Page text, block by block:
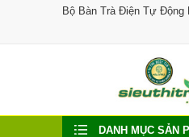
Bộ Bàn Trà Điện Tự Động
DANH MỤC SẢN